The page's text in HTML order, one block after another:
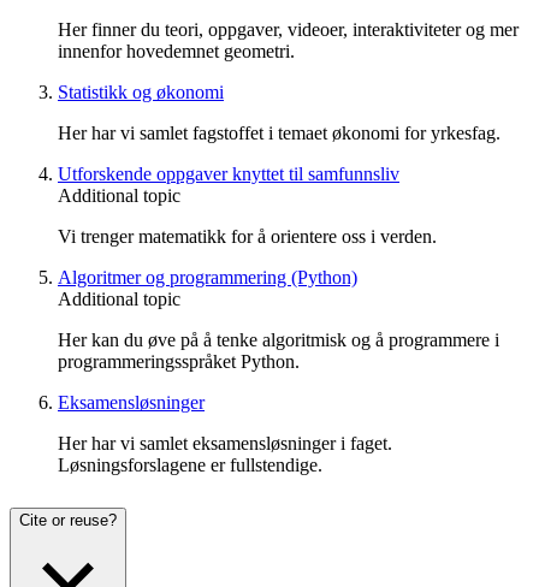
Her finner du teori, oppgaver, videoer, interaktiviteter og mer
innenfor hovedemnet geometri.
Statistikk og økonomi
Her har vi samlet fagstoffet i temaet økonomi for yrkesfag.
Utforskende oppgaver knyttet til samfunnsliv
Additional topic
Vi trenger matematikk for å orientere oss i verden.
Algoritmer og programmering (Python)
Additional topic
Her kan du øve på å tenke algoritmisk og å programmere i
programmeringsspråket Python.
Eksamensløsninger
Her har vi samlet eksamensløsninger i faget.
Løsningsforslagene er fullstendige.
Cite or reuse?